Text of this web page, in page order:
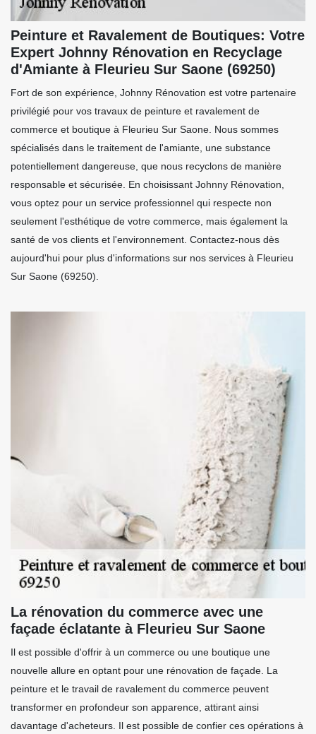
Peinture et Ravalement de Boutiques: Votre
Expert Johnny Rénovation en Recyclage
d'Amiante à Fleurieu Sur Saone (69250)
Fort de son expérience, Johnny Rénovation est votre partenaire
privilégié pour vos travaux de peinture et ravalement de
commerce et boutique à Fleurieu Sur Saone. Nous sommes
spécialisés dans le traitement de l'amiante, une substance
potentiellement dangereuse, que nous recyclons de manière
responsable et sécurisée. En choisissant Johnny Rénovation,
vous optez pour un service professionnel qui respecte non
seulement l'esthétique de votre commerce, mais également la
santé de vos clients et l'environnement. Contactez-nous dès
aujourd'hui pour plus d'informations sur nos services à Fleurieu
Sur Saone (69250).
La rénovation du commerce avec une
façade éclatante à Fleurieu Sur Saone
Il est possible d'offrir à un commerce ou une boutique une
nouvelle allure en optant pour une rénovation de façade. La
peinture et le travail de ravalement du commerce peuvent
transformer en profondeur son apparence, attirant ainsi
davantage d'acheteurs. Il est possible de confier ces opérations à